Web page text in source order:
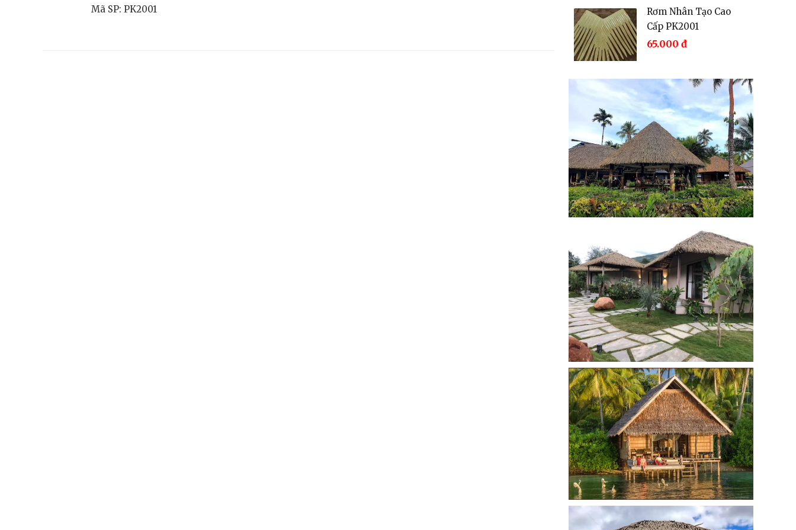
Mã SP: PK2001
Cấp PK2001
65.000đ
Rơm Nhân Tạo Cao
Cấp PK2001
65.000 đ
Rơm Nhân Tạo Cao
Cấp PK2001
52.000đ
65.000đ
Rơm Nhân Tạo Cao
Cấp PK22m7
55.000đ
65.000đ
Rơm Nhân Tạo Cao
Cấp PK2001
65.000đ
Rơm Nhân Tạo Cao
Cấp PK2001
65.000đ
Rơm Nhân Tạo Cao
Cấp PK2001